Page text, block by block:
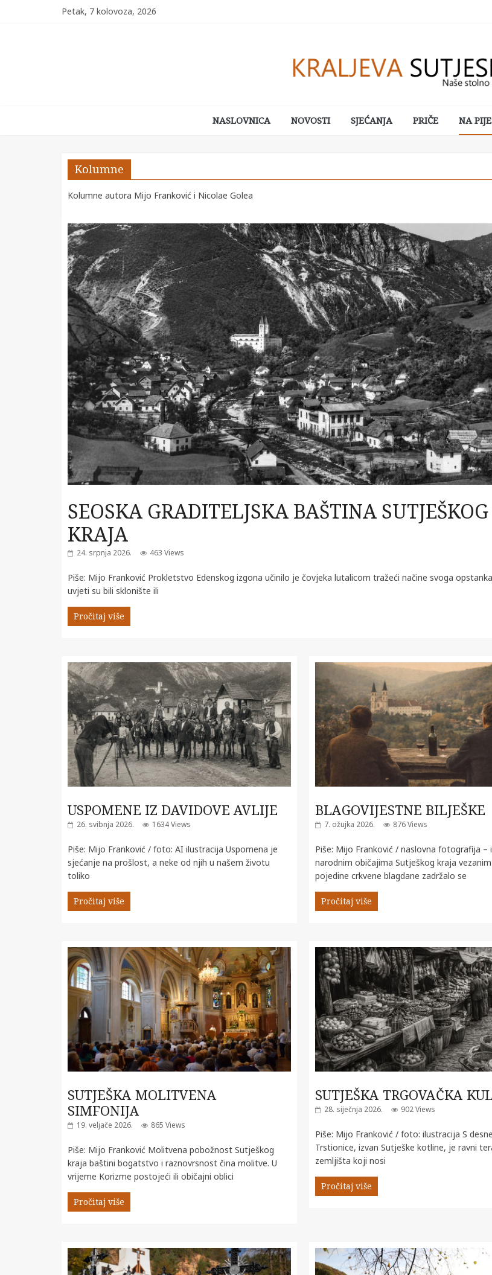
Petak, 7 kolovoza, 2026
Naše
stolno
mjesto
NASLOVNICA NOVOSTI SJEĆANJA PRIČE NA
Kolumne
Kolumne autora Mijo Franković i Nicolae Golea
SEOSKA GRADITELJSKA BAŠTINA SUTJEŠKOG
KRAJA
24. srpnja 2026. 463 Views
Piše: Mijo Franković Prokletstvo Edenskog izgona učinilo je čovjeka lutalicom tražeći načine svoga
uvjeti su bili sklonište ili
Pročitaj više
USPOMENE IZ DAVIDOVE AVLIJE
26. svibnja 2026. 1634 Views
Piše: Mijo Franković / foto: AI ilustracija Uspomena je
sjećanje na prošlost, a neke od njih u našem životu
toliko
Pročitaj više
BLAGOVIJESTNE BILJEŠKE
7. ožujka 2026. 876 Views
Piše: Mijo Franković / naslovna fotografija –
narodnim običajima Sutješkog kraja
pojedine crkvene blagdane zadržalo se
Pročitaj više
SUTJEŠKA MOLITVENA
SIMFONIJA
19. veljače 2026. 865 Views
Piše: Mijo Franković Molitvena pobožnost Sutješkog
kraja baštini bogatstvo i raznovrsnost čina molitve. U
vrijeme Korizme postojeći ili običajni oblici
Pročitaj više
SUTJEŠKA TRGOVAČKA
28. siječnja 2026. 902 Views
Piše: Mijo Franković / foto: ilustracija S
Trstionice, izvan Sutješke kotline, je ravni
zemljišta koji nosi
Pročitaj više